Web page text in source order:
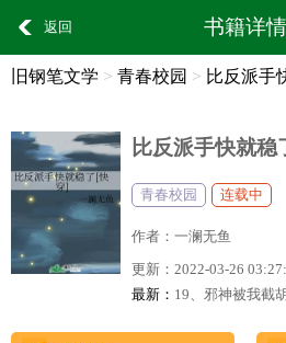
返回 书籍详情
旧钢笔文学 > 青春校园 > 比反派手
比反派手快就稳
青春校园 连载中
作者： 一澜无鱼
更新： 2022-03-26
最新： 19、邪神被我截